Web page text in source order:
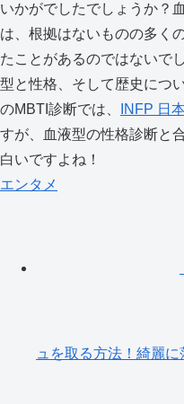
いかがでしたでしょうか？
は、根拠はないものの多く
たことがあるのではないで
型と性格、そして歴史につ
のMBTI診断では、
INFP 日
すが、血液型の性格診断と
白いですよね！
エンタメ
ュを取る方法！綺麗に